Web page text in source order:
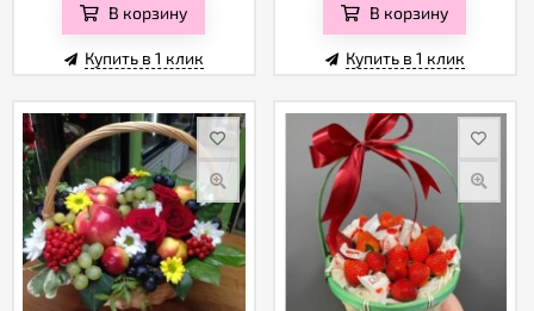
В корзину
Купить в 1 клик
В корзину
Купить в 1 клик